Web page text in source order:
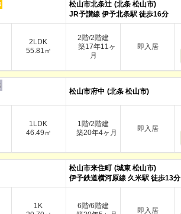
松山市北条辻 (北条 松山市)
JR予讃線 伊予北条駅 徒歩16分
2LDK
55.81㎡
2階/2階建
築17年11ヶ
月
即入居
松山市府中 (北条 松山市)
1LDK
46.49㎡
1階/2階建
築20年4ヶ月
即入居
松山市来住町 (城東 松山市)
伊予鉄道横河原線 久米駅 徒歩13分
1K
6階/6階建
即入居